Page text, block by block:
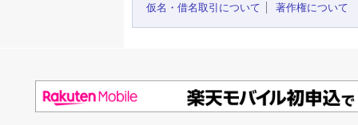
仮名・借名取引について
著作権について